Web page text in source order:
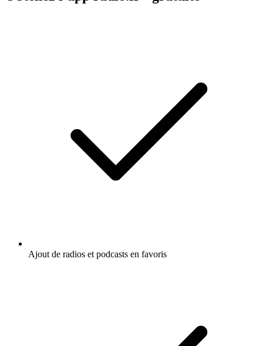
Ajout de radios et podcasts en favoris